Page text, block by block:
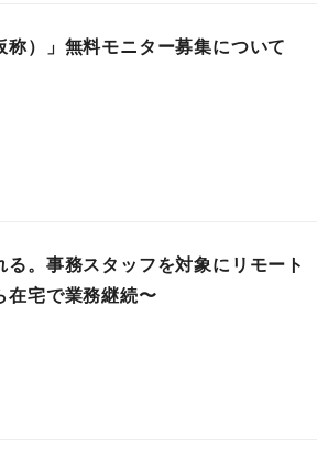
）」無料モニター募集について
。事務スタッフを対象にリモート
在宅で業務継続〜